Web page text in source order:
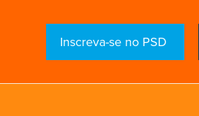
Inscreva-se no PSD